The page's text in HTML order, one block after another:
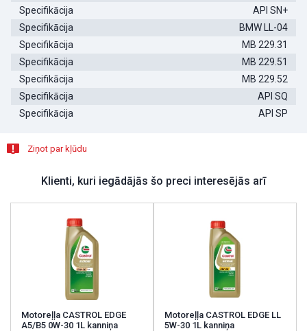
Specifikācija
API SN+
Specifikācija
BMW LL-04
Specifikācija
MB 229.31
Specifikācija
MB 229.51
Specifikācija
MB 229.52
Specifikācija
API SQ
Specifikācija
API SP
Ziņot par kļūdu
Klienti, kuri iegādājās šo preci interesējās arī
Motoreļļa CASTROL EDGE
A5/B5 0W-30 1L kanniņa
Motoreļļa CASTROL EDGE LL
5W-30 1L kanniņa